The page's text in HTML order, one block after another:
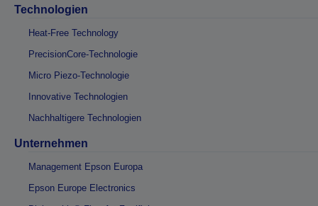
Technologien
Heat-Free Technology
PrecisionCore-Technologie
Micro Piezo-Technologie
Innovative Technologien
Nachhaltigere Technologien
Unternehmen
Management Epson Europa
Epson Europe Electronics